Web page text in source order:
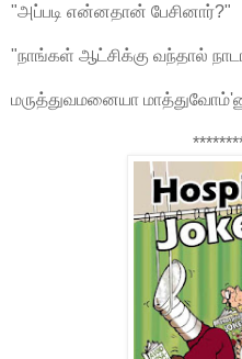
"அப்படி என்னதான் பேசினார்?"
"நாங்கள் ஆட்சிக்கு வந்தால்
மருத்துவமனையா